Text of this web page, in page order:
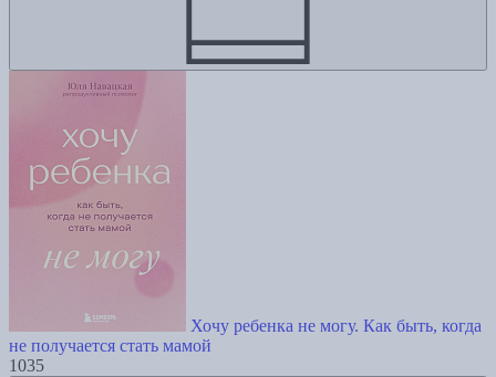
Хочу ребенка не могу. Как быть, когда
не получается стать мамой
1035